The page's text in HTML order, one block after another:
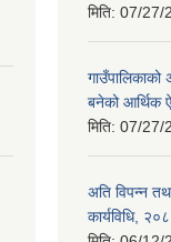
मिति: 07/27/
गाउँपालिकाको
बनेको आर्थिक
मिति: 07/27/
अति विपन्न
कार्यविधि,